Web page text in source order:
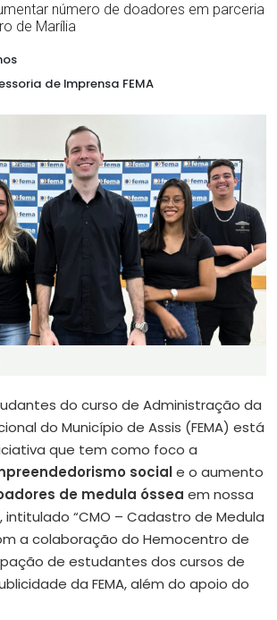
número de doadores em parceria
de Marília
de Imprensa FEMA
do curso de Administração da
do Município de Assis (FEMA) está
que tem como foco a
sociale o aumento
de medula óssea em nossa
intitulado “CMO – Cadastro de Medula
a colaboração do Hemocentro de
de estudantes dos cursos de
da FEMA, além do apoio do